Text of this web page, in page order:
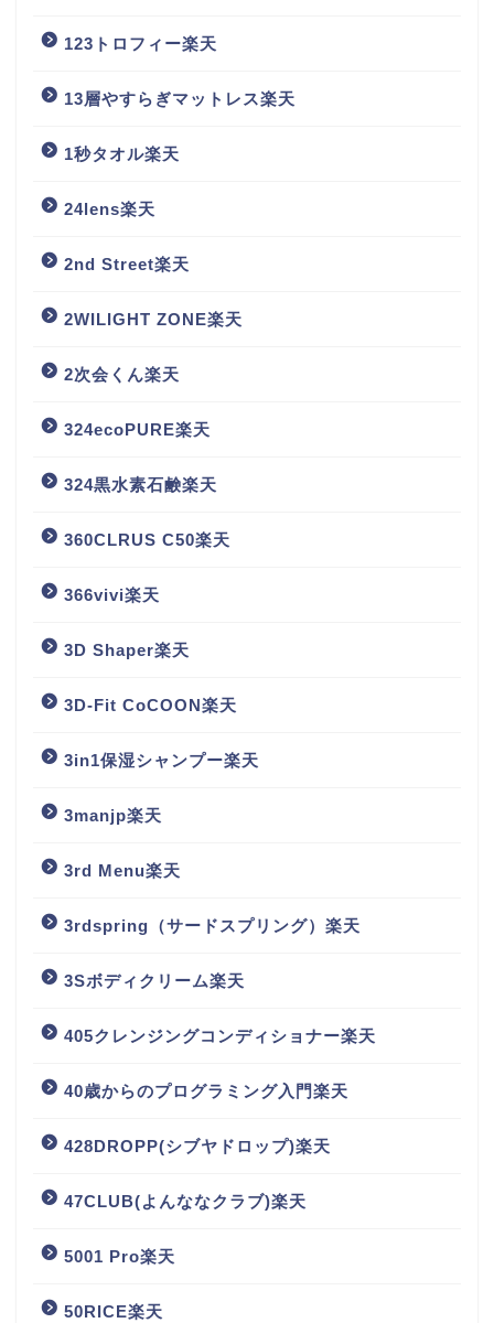
123トロフィー楽天
13層やすらぎマットレス楽天
1秒タオル楽天
24lens楽天
2nd Street楽天
2WILIGHT ZONE楽天
2次会くん楽天
324ecoPURE楽天
324黒水素石鹸楽天
360CLRUS C50楽天
366vivi楽天
3D Shaper楽天
3D-Fit CoCOON楽天
3in1保湿シャンプー楽天
3manjp楽天
3rd Menu楽天
3rdspring（サードスプリング）楽天
3Sボディクリーム楽天
405クレンジングコンディショナー楽天
40歳からのプログラミング入門楽天
428DROPP(シブヤドロップ)楽天
47CLUB(よんななクラブ)楽天
5001 Pro楽天
50RICE楽天